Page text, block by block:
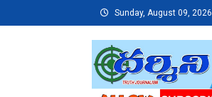
to
Sunday, August 09, 2026